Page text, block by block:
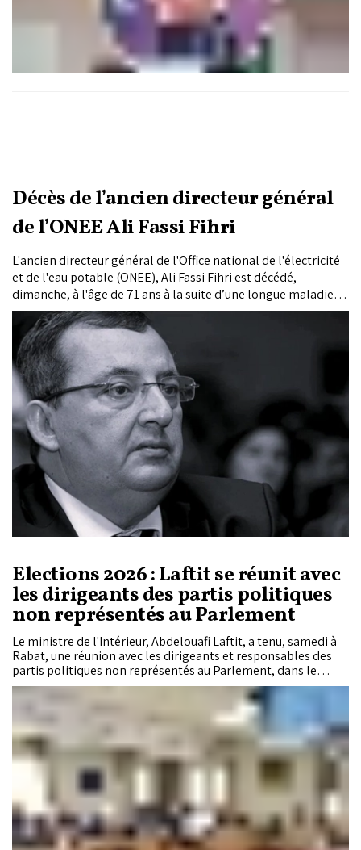
Décès de l’ancien directeur général
de l’ONEE Ali Fassi Fihri
L'ancien directeur général de l'Office national de l'électricité
et de l'eau potable (ONEE), Ali Fassi Fihri est décédé,
dimanche, à l'âge de 71 ans à la suite d’une longue maladie,
apprend-on auprès de sa famille.
Elections 2026 : Laftit se réunit avec
les dirigeants des partis politiques
non représentés au Parlement
Le ministre de l'Intérieur, Abdelouafi Laftit, a tenu, samedi à
Rabat, une réunion avec les dirigeants et responsables des
partis politiques non représentés au Parlement, dans le
cadre des préparatifs des élections des membres de la
Chambre des représentants prévues le 23 septembre
prochain.